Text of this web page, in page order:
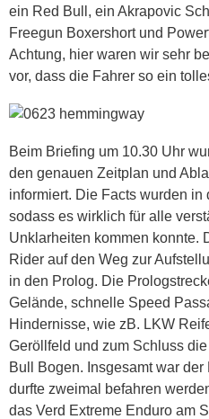
ein Red Bull, ein Akrapovic
Freegun Boxershort und
Achtung, hier waren wir sehr
vor, dass die Fahrer so ein
Beim Briefing um 10.30 Uhr
den genauen Zeitplan und
informiert. Die Facts wurden
sodass es wirklich für alle
Unklarheiten kommen konnte.
Rider auf den Weg zur
in den Prolog. Die
Gelände, schnelle Speed
Hindernisse, wie zB. LKW
Geröllfeld und zum Schluss
Bull Bogen. Insgesamt war
durfte zweimal befahren
das Verd Extreme Enduro am